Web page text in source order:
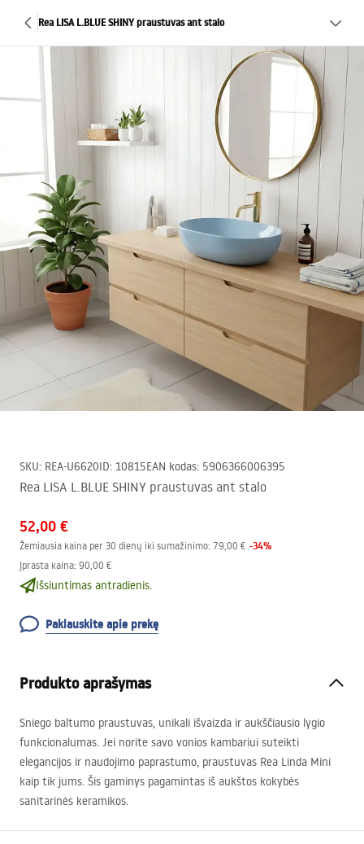
Rea LISA L.BLUE SHINY praustuvas ant stalo
SKU: REA-U6620ID: 10815EAN kodas: 5906366006395
Rea LISA L.BLUE SHINY praustuvas ant stalo
52,00 €
Žemiausia kaina per 30 dienų iki sumažinimo: 79,00 € -34%
Įprasta kaina: 90,00 €
Išsiuntimas antradienis.
Paklauskite apie prekę
Produkto aprašymas
Sniego baltumo praustuvas, unikali išvaizda ir aukščiausio lygio
funkcionalumas. Jei norite savo vonios kambariui suteikti
elegancijos ir naudojimo paprastumo, praustuvas Rea Linda Mini
kaip tik jums. Šis gaminys pagamintas iš aukštos kokybės
sanitarinės keramikos.